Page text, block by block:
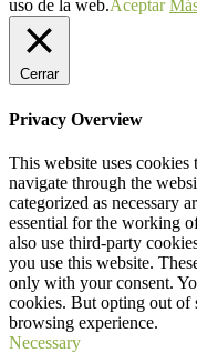
uso de la web.Aceptar
Cerrar
Privacy Overview
This website uses
navigate through the
categorized as necessary
essential for the working
also use third-party
you use this website.
only with your consent.
cookies. But opting out of
browsing experience.
Necessary